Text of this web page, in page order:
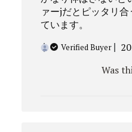
ァーjだとピッタリ
ています。
Verified Buyer
Was